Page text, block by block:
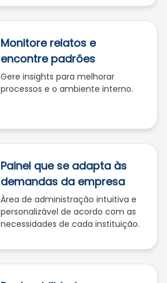
Monitore relatos e
encontre padrões
Gere insights para melhorar
processos e o ambiente interno.
Painel que se adapta às
demandas da empresa
Área de administração intuitiva e
personalizável de acordo com as
necessidades de cada instituição.